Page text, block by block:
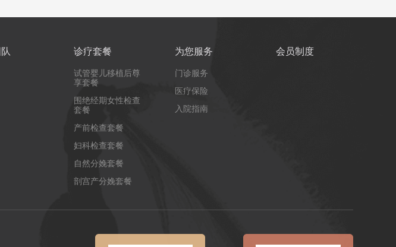
诊疗套餐
试管婴儿移植后尊
享套餐
围绝经期女性检查
套餐
产前检查套餐
妇科检查套餐
自然分娩套餐
剖宫产分娩套餐
为您服务
门诊服务
医疗保险
入院指南
会员制度